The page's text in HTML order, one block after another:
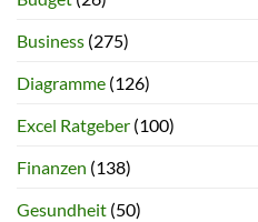
Business (275)
Diagramme (126)
Excel Ratgeber (100)
Finanzen (138)
Gesundheit (50)